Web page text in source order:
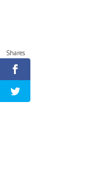
Shares